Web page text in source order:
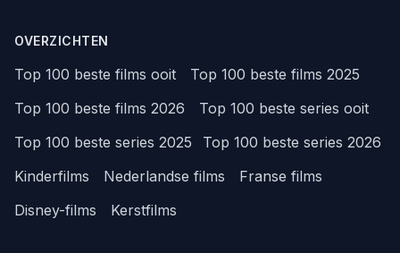
OVERZICHTEN
Top 100 beste films ooit
Top 100 beste films 2025
Top 100 beste films 2026
Top 100 beste series ooit
Top 100 beste series 2025
Top 100 beste series 2026
Kinderfilms
Nederlandse films
Franse films
Disney-films
Kerstfilms